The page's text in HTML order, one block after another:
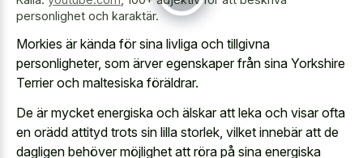
personlighet och karaktär.
Morkies är kända för sina livliga och tillgivna
personligheter, som ärver egenskaper från sina Yorkshire
Terrier och maltesiska föräldrar.
De är mycket energiska och älskar att leka och visar ofta
en orädd attityd trots sin lilla storlek, vilket innebär att de
dagligen behöver möjlighet att röra på sina energiska